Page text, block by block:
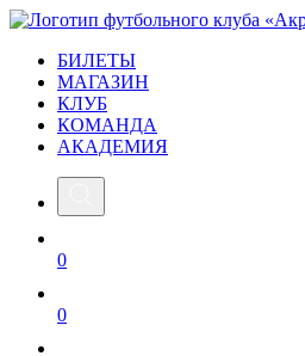
БИЛЕТЫ
МАГАЗИН
КЛУБ
КОМАНДА
АКАДЕМИЯ
0
0